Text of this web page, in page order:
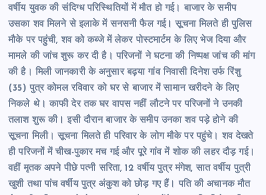
वर्षीय युवक की संदिग्ध परिस्थितियों में मौत हो गई। बाजार के समीप
उसका शव मिलने से इलाके में सनसनी फैल गई। सूचना मिलते ही पुलिस
मौके पर पहुंची, शव को कब्जे में लेकर पोस्टमार्टम के लिए भेज दिया और
मामले की जांच शुरू कर दी है। परिजनों ने घटना की निष्पक्ष जांच की मांग
की है। मिली जानकारी के अनुसार बढ़या गांव निवासी दिनेश उर्फ रिंशु
(35) पुत्र कोमल रविवार को घर से बाजार में सामान खरीदने के लिए
निकले थे। काफी देर तक घर वापस नहीं लौटने पर परिजनों ने उनकी
तलाश शुरू की। इसी दौरान बाजार के समीप उनका शव पड़े होने की
सूचना मिली। सूचना मिलते ही परिवार के लोग मौके पर पहुंचे। शव देखते
ही परिजनों में चीख-पुकार मच गई और पूरे गांव में शोक की लहर दौड़ गई।
वहीं मृतक अपने पीछे पत्नी सरिता, 12 वर्षीय पुत्र मंगेश, सात वर्षीय पुत्री
खुशी तथा पांच वर्षीय पुत्र अंकुश को छोड़ गए हैं। पति की अचानक मौत